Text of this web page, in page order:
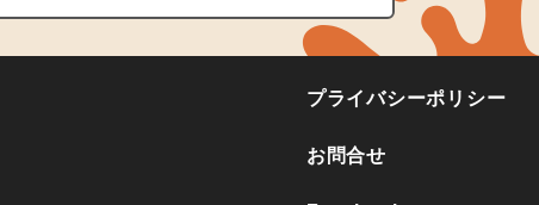
プライバシーポリシー
お問合せ